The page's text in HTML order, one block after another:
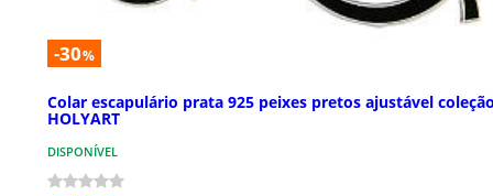
-30%
Colar escapulário prata 925 peixes pretos ajustável
HOLYART
DISPONÍVEL